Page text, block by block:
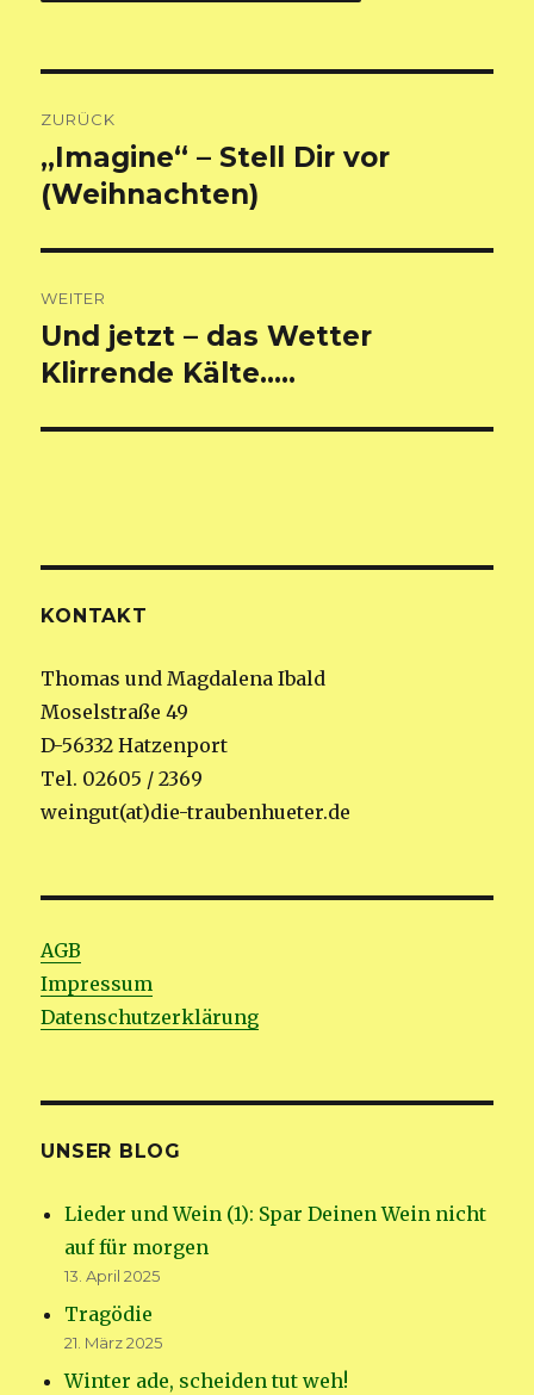
ZURÜCK
Vorheriger
Beitrag:
„Imagine“ – Stell Dir vor
(Weihnachten)
WEITER
Nächster
Beitrag:
Und jetzt – das Wetter
Klirrende Kälte…..
KONTAKT
Thomas und Magdalena Ibald
Moselstraße 49
D-56332 Hatzenport
Tel. 02605 / 2369
weingut(at)die-traubenhueter.de
AGB
Impressum
Datenschutzerklärung
UNSER BLOG
Lieder und Wein (1): Spar Deinen Wein nicht
auf für morgen
13. April 2025
Tragödie
21. März 2025
Winter ade, scheiden tut weh!